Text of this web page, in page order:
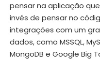
pensar na aplicação
invés de pensar no
integrações com um
dados, como MSSQL,
MongoDB e Google Big